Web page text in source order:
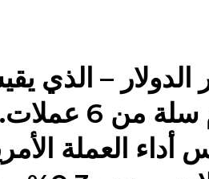
الدولار – الذي
الأمريكية
أداء العملة